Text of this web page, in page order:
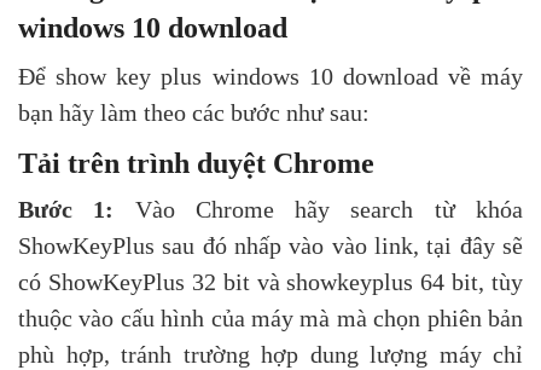
windows 10 download
Để show key plus windows 10 download về máy
bạn hãy làm theo các bước như sau:
Tải trên trình duyệt Chrome
Bước 1:
Vào Chrome hãy search từ khóa
ShowKeyPlus sau đó nhấp vào vào link, tại đây sẽ
có ShowKeyPlus 32 bit và showkeyplus 64 bit, tùy
thuộc vào cấu hình của máy mà mà chọn phiên bản
phù hợp, tránh trường hợp dung lượng máy chỉ